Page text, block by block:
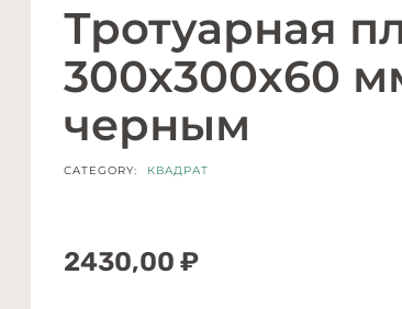
Тротуарная
300х300х60
черным
CATEGORY: КВАДРАТ
2430,00 ₽